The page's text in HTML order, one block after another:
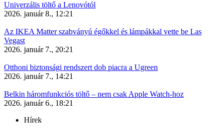
Univerzális töltő a Lenovótól
2026. január 8., 12:21
Az IKEA Matter szabványú égőkkel és lámpákkal vette be Las
Vegast
2026. január 7., 20:21
Otthoni biztonsági rendszert dob piacra a Ugreen
2026. január 7., 14:21
Belkin háromfunkciós töltő – nem csak Apple Watch-hoz
2026. január 6., 18:21
Hírek